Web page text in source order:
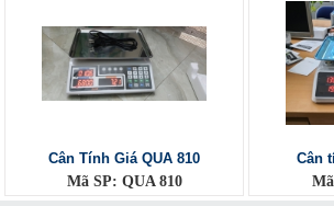
Cân Tính Giá QUA 810
Mã SP: QUA 810
Cân